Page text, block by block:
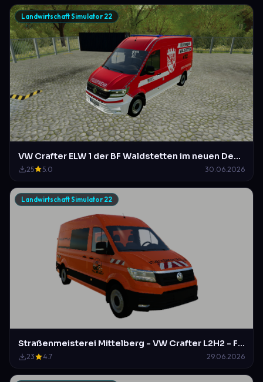
Landwirtschaft Simulator 22
VW Crafter ELW 1 der BF Waldstetten im neuen Design der BF Hildesheim
25 5.0 30.06.2026
Landwirtschaft Simulator 22
Straßenmeisterei Mittelberg - VW Crafter L2H2 - Fiktiv!
23 4.7 29.06.2026